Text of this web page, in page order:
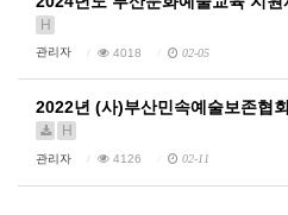
H
관리자 4018 02-05
2022년 (사)부산민속예술보존협
H
관리자 4126 02-11